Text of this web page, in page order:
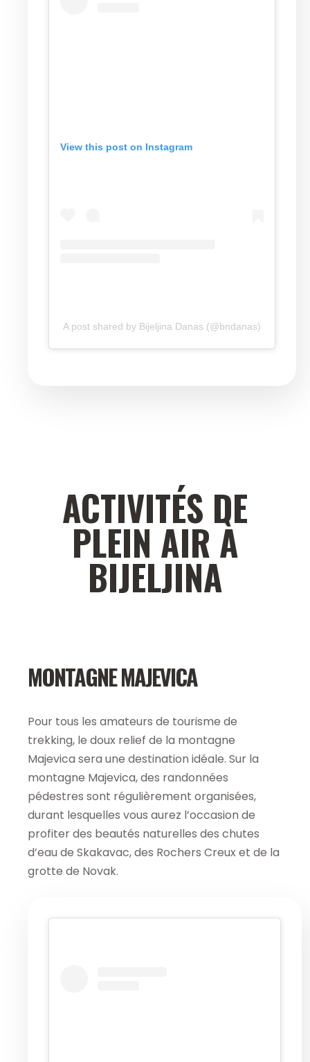
View this post on Instagram
A post shared by Bijeljina Danas (@bndanas)
ACTIVITÉS DE
PLEIN AIR À
BIJELJINA
MONTAGNE MAJEVICA
Pour tous les amateurs de tourisme de
trekking, le doux relief de la montagne
Majevica sera une destination idéale. Sur la
montagne Majevica, des randonnées
pédestres sont régulièrement organisées,
durant lesquelles vous aurez l’occasion de
profiter des beautés naturelles des chutes
d’eau de Skakavac, des Rochers Creux et de la
grotte de Novak.